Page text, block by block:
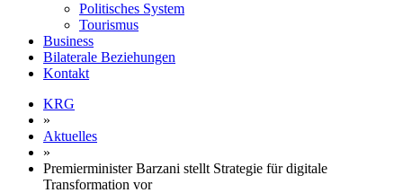
Politisches System
Tourismus
Business
Bilaterale Beziehungen
Kontakt
KRG
»
Aktuelles
»
Premierminister Barzani stellt Strategie für digitale
Transformation vor